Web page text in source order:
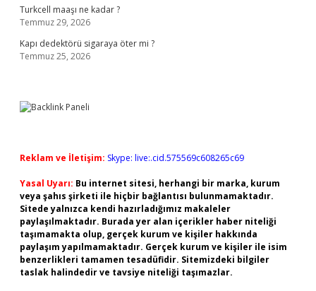
Turkcell maaşı ne kadar ?
Temmuz 29, 2026
Kapı dedektörü sigaraya öter mi ?
Temmuz 25, 2026
Reklam ve İletişim: Skype: live:.cid.575569c608265c69
Yasal Uyarı: Bu internet sitesi, herhangi bir marka, kurum
veya şahıs şirketi ile hiçbir bağlantısı bulunmamaktadır.
Sitede yalnızca kendi hazırladığımız makaleler
paylaşılmaktadır. Burada yer alan içerikler haber niteliği
taşımamakta olup, gerçek kurum ve kişiler hakkında
paylaşım yapılmamaktadır. Gerçek kurum ve kişiler ile isim
benzerlikleri tamamen tesadüfidir. Sitemizdeki bilgiler
taslak halindedir ve tavsiye niteliği taşımazlar.